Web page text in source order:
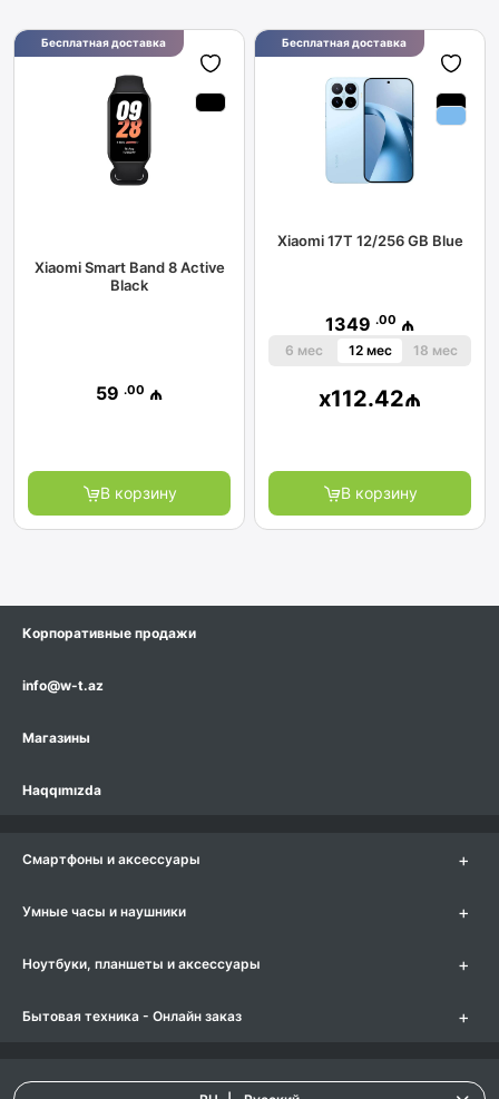
Xiaomi Smart Band 8 Active
Black
59 .00 ₼
В корзину
Бесплатная доставка
Xiaomi 17T 12/256 GB Blue
1349 .00 ₼
6 мес 12 мес 18 мес
x112.42₼
В корзину
Бесплатная доставка
Корпоративные продажи
info@w-t.az
Магазины
Haqqımızda
Смартфоны и аксессуары +
Умные часы и наушники +
Ноутбуки, планшеты и аксессуары +
Бытовая техника - Онлайн заказ +